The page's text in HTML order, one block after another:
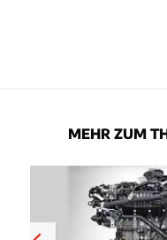
MEHR ZUM